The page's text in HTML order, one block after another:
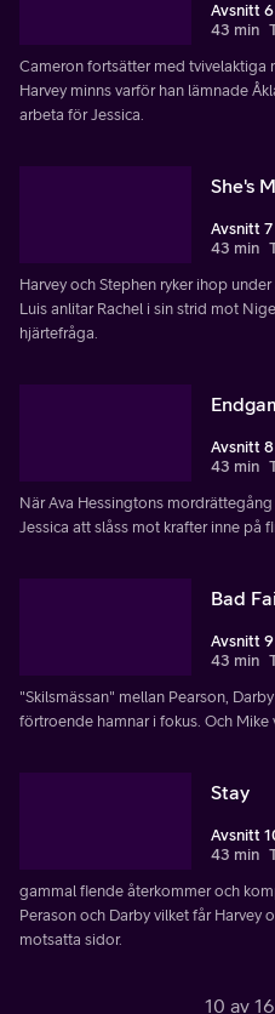
Avsnitt 6
43 min
Cameron fortsätter med tvivelaktiga
Harvey minns varför han lämnade
arbeta för Jessica.
She's
Avsnitt 7
43 min
Harvey och Stephen ryker ihop
Luis anlitar Rachel i sin strid mot
hjärtefråga.
Avsnitt 8
43 min
När Ava Hessingtons
Jessica att slåss mot krafter inne på
Bad
Avsnitt 9
43 min
"Skilsmässan" mellan Pearson,
förtroende hamnar i fokus. Och
Stay
Avsnitt
43 min
gammal fiende återkommer och
Perason och Darby vilket får Harvey
motsatta sidor.
10 av